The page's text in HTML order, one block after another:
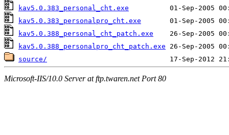
kav5.0.383_personal_cht.exe
kav5.0.383_personalpro_cht.exe
kav5.0.388_personal_cht_patch.exe
kav5.0.388_personalpro_cht_patch.exe
source/
Microsoft-IIS/10.0 Server at ftp.twaren.net Port 80